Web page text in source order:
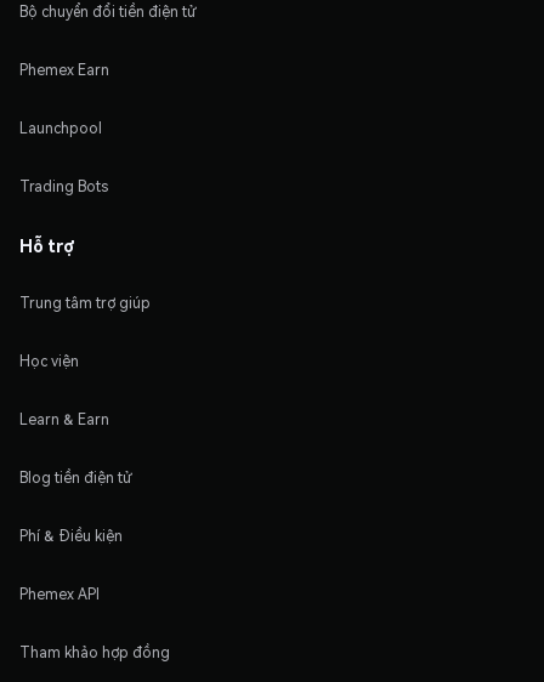
Bộ chuyển đổi tiền điện tử
Phemex Earn
Launchpool
Trading Bots
Hỗ trợ
Trung tâm trợ giúp
Học viện
Learn & Earn
Blog tiền điện tử
Phí & Điều kiện
Phemex API
Tham khảo hợp đồng